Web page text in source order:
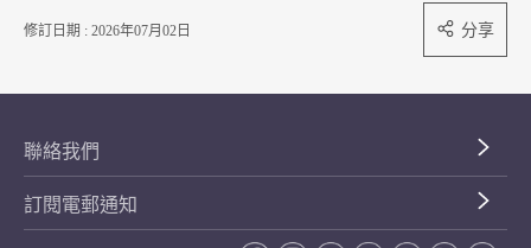
修訂日期 : 2026年07月02日 分享
聯絡我們
訂閱電郵通知